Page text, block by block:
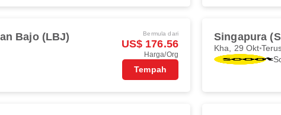
Bajo (LBJ) Bermula dari
US$ 176.56
Harga/Org
Tempah
Singapura
Kha, 29 Okt